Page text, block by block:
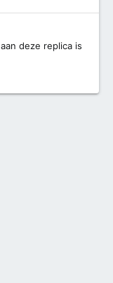
deze replica is